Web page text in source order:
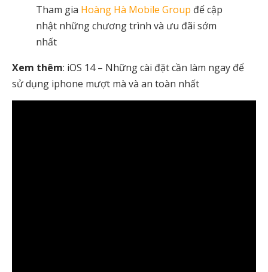
Tham gia Hoàng Hà Mobile Group để cập
nhật những chương trình và ưu đãi sớm
nhất
Xem thêm: iOS 14 – Những cài đặt cần làm ngay để
sử dụng iphone mượt mà và an toàn nhất